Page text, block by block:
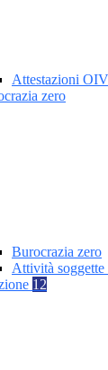
Attestazioni
zero
Burocrazia zero
Attività
12